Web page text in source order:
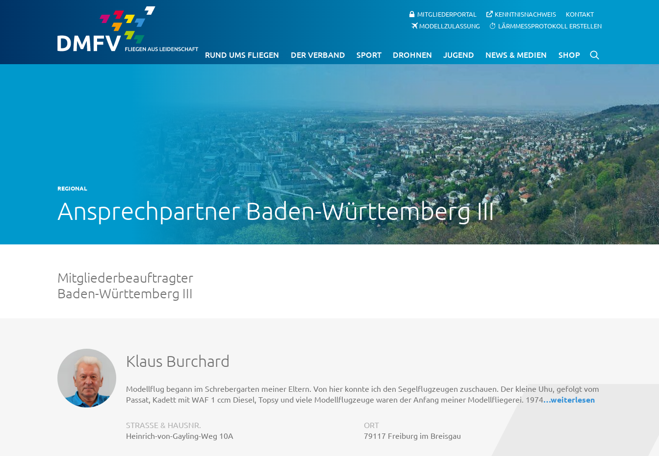
MITGLIEDERPORTAL KENNTNISNACHWEIS
KONTAKT
MODELLZULASSUNG
LÄRMMESSPROTOKOLL ERSTELLEN
RUND UMS FLIEGEN DER VERBAND SPORT DROHNEN JUGEND NEWS & MEDIEN SHOP
REGIONAL
Ansprechpartner Baden-Württemberg III
Mitgliederbeauftragter
Baden-Württemberg III
Klaus Burchard
Modellflug begann im Schrebergarten meiner Eltern. Von hier konnte ich den Segelflugzeugen zuschauen. Der kleine Uhu, gefolgt vom
Passat, Kadett mit WAF 1 ccm Diesel, Topsy und viele Modellflugzeuge waren der Anfang meiner Modellfliegerei. 1974…weiterlesen
STRASSE & HAUSNR.
Heinrich-von-Gayling-Weg 10A
ORT
79117 Freiburg im Breisgau